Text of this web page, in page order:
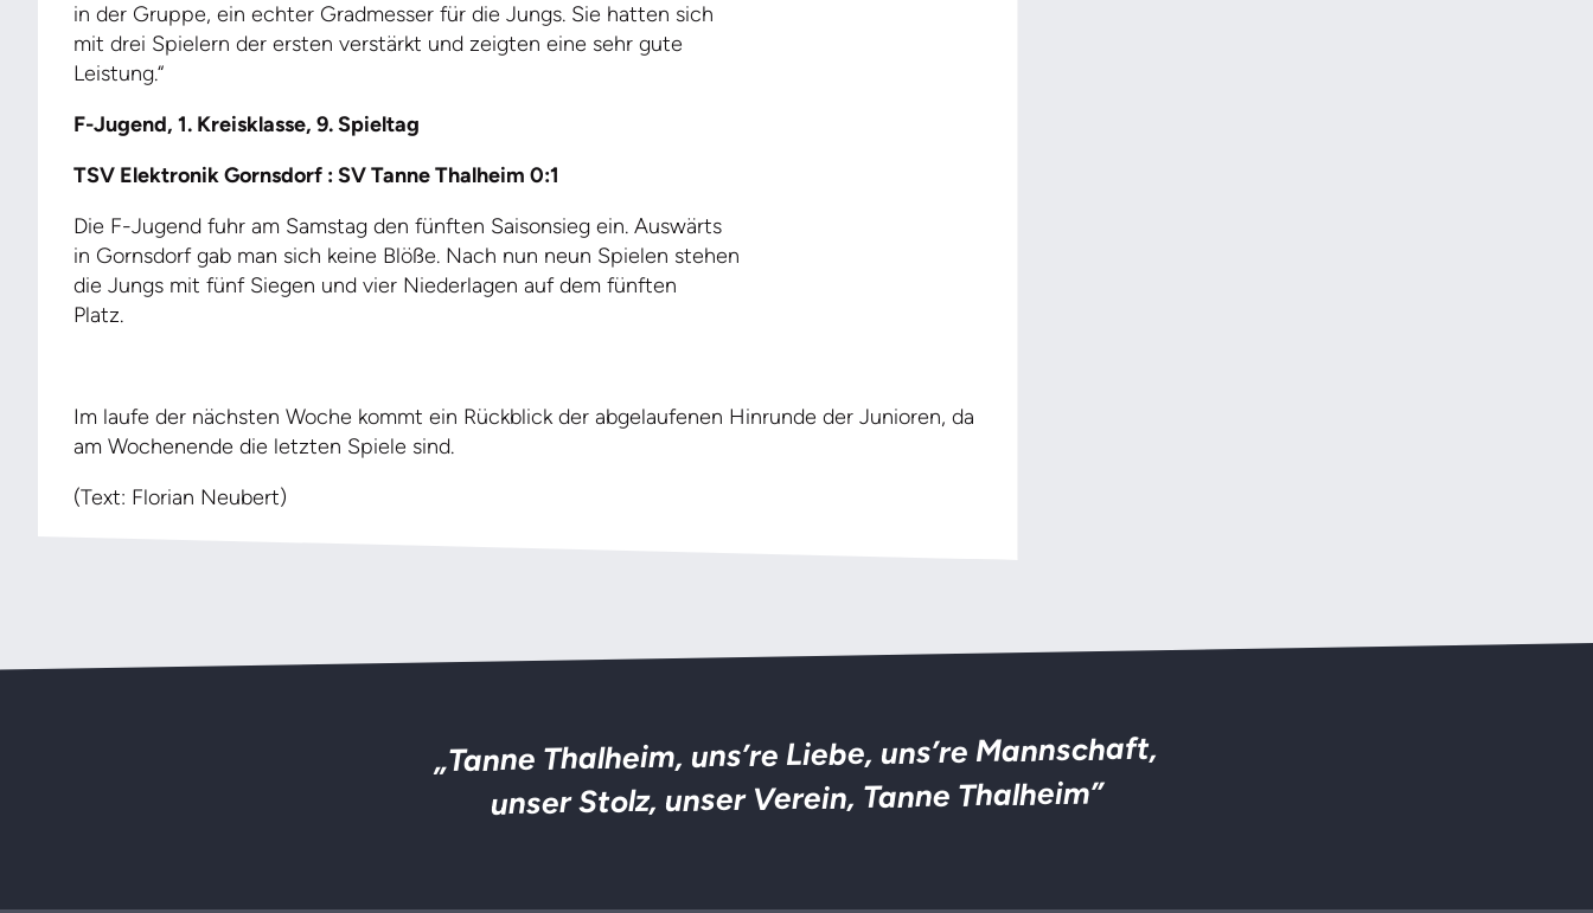
in der Gruppe, ein echter Gradmesser für die Jungs. Sie hatten sich
mit drei Spielern der ersten verstärkt und zeigten eine sehr gute
Leistung.“
F-Jugend, 1. Kreisklasse, 9. Spieltag
TSV Elektronik Gornsdorf : SV Tanne Thalheim 0:1
Die F-Jugend fuhr am Samstag den fünften Saisonsieg ein. Auswärts
in Gornsdorf gab man sich keine Blöße. Nach nun neun Spielen stehen
die Jungs mit fünf Siegen und vier Niederlagen auf dem fünften
Platz.
Im laufe der nächsten Woche kommt ein Rückblick der abgelaufenen Hinrunde der Junioren, da
am Wochenende die letzten Spiele sind.
(Text: Florian Neubert)
„Tanne Thalheim, uns’re Liebe, uns’re Mannschaft,
unser Stolz, unser Verein, Tanne Thalheim”